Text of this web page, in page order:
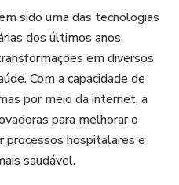
sido uma das tecnologias
dos últimos anos,
em diversos
Com a capacidade de
por meio da internet, a
para melhorar o
processos hospitalares e
saudável.